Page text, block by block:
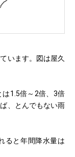
います。図は屋久
は1.5倍～2倍、3倍
、とんでもない雨
ると年間降水量は